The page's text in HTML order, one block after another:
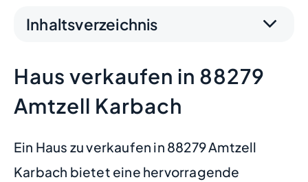
Inhaltsverzeichnis
Haus verkaufen in 88279
Amtzell Karbach
Ein Haus zu verkaufen in 88279 Amtzell
Karbach bietet eine hervorragende